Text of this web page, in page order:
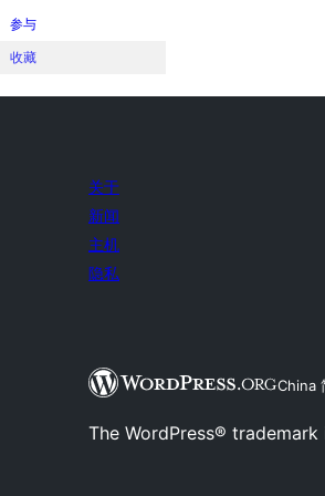
参与
收藏
关于
新闻
主机
隐私
China
The WordPress®